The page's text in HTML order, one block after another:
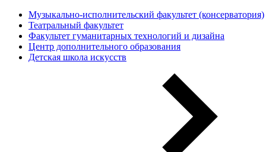
Музыкально-исполнительский факультет (консерватория)
Театральный факультет
Факультет гуманитарных технологий и дизайна
Центр дополнительного образования
Детская школа искусств